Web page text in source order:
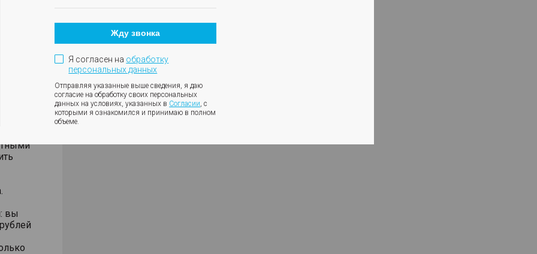
полный
через
вы
Жду звонка
Я согласен на обработку
персональных данных
Отправляя указанные выше сведения, я даю
согласие на обработку своих персональных
данных на условиях, указанных в Согласии, с
которыми я ознакомился и принимаю в полном
объеме.